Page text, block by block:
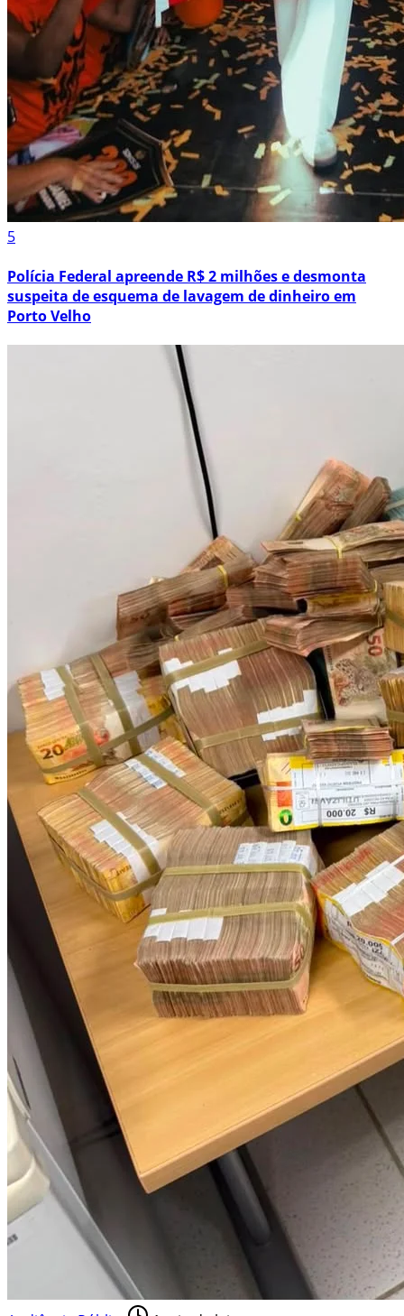
5
Polícia Federal apreende R$ 2 milhões e desmonta
suspeita de esquema de lavagem de dinheiro em
Porto Velho